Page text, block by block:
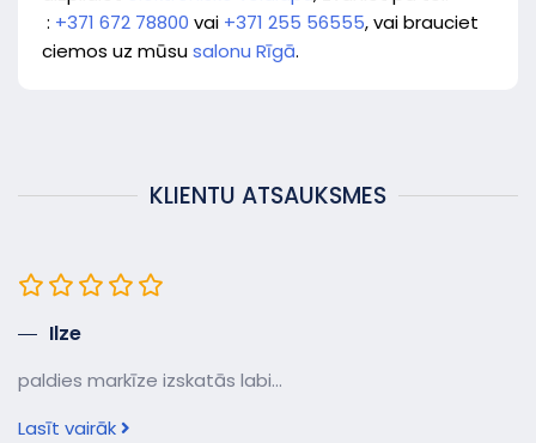
: +371 672 78800 vai +371 255 56555, vai brauciet
ciemos uz mūsusalonu Rīgā.
KLIENTU ATSAUKSMES
Ilze
paldies markīze izskatās labi...
Lasīt vairāk